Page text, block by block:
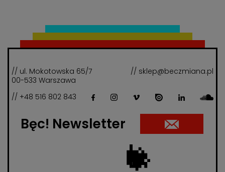
// ul. Mokotowska 65/7
00-533 Warszawa
// sklep@beczmiana.pl
// +48 516 802 843
Bęc! Newsletter